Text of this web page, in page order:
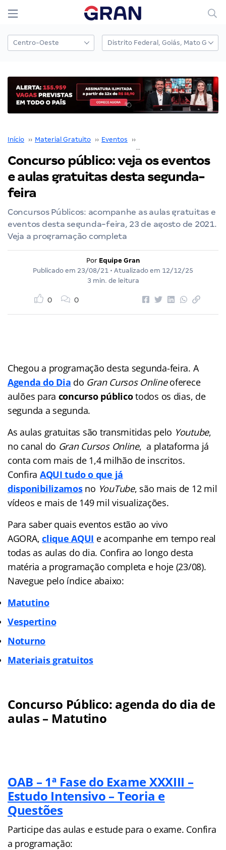
Início ›› Material Gratuito ›› Eventos ››
Concurso público: veja os eventos
e aulas gratuitas desta segunda-
feira
Concursos Públicos: acompanhe as aulas gratuitas e
eventos desta segunda-feira, 23 de agosto de 2021.
Veja a programação completa
Por Equipe Gran
Publicado em 23/08/21 • Atualizado em 12/12/25
3 min. de leitura
0 0
Chegou a programação desta segunda-feira. A
Agenda do Dia do Gran Cursos Onlineoferece
aulões para concurso públicotodos os dias, de
segunda a segunda.
As aulas gratuitas são transmitidas pelo Youtube,
no canal do Gran Cursos Online, a plataforma já
conta com mais de 1,4 milhão de inscritos.
Confira AQUI tudo o que já
disponibilizamosno YouTube, são mais de 12 mil
vídeos e mais de 149 mil visualizações.
Para saber quais eventos estão ao vivo
AGORA,clique AQUI e acompanhe em tempo real
todas as aulas do dia. Confira ao longo desta
matéria a programação completa e hoje (23/08).
Navegue pelo índice abaixo:
Matutino
Vespertino
Noturno
Materiais gratuitos
Concurso Público: agenda do dia de
aulas – Matutino
OAB – 1ª Fase do Exame XXXIII –
Estudo Intensivo – Teoria e
Questões
Participe das aulas e estude para o exame. Confira
a programação: